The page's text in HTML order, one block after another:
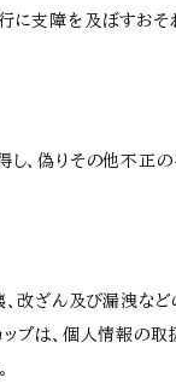
に支障を及ぼすおそ
、偽りその他不正の
改ざん及び漏洩な
ップは、個人情報